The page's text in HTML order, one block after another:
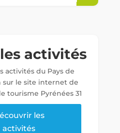
activités
activités du Pays de
sur le site internet de
tourisme Pyrénées 31
les
activités